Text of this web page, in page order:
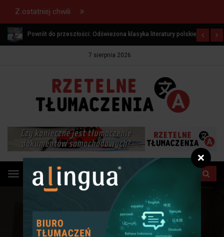
Z ostatniej chwili
Zróżnicowanie językowe w Polsce: dialekty i gwary w cieniu
7 sierpnia 2026
Przełącz
STRONA GŁÓWNA PORADY I WSKAZÓWKI
PORADY I WSKAZÓWKI
❌